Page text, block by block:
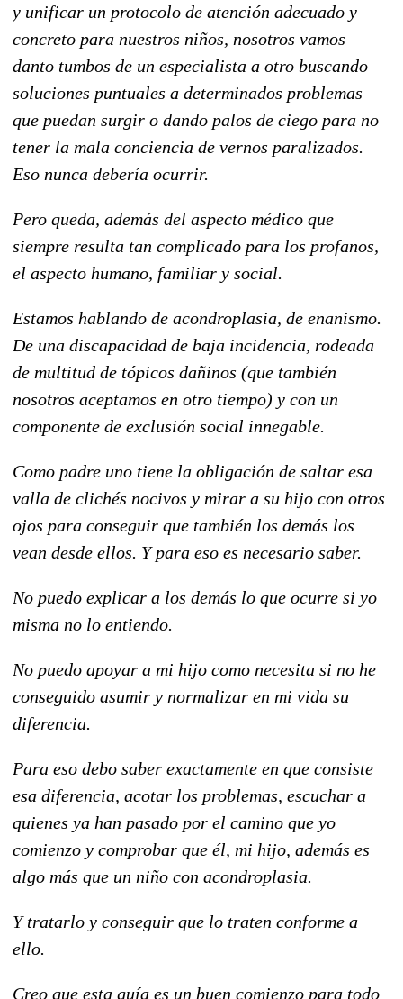
y unificar un protocolo de atención adecuado y
concreto para nuestros niños, nosotros vamos
danto tumbos de un especialista a otro buscando
soluciones puntuales a determinados problemas
que puedan surgir o dando palos de ciego para no
tener la mala conciencia de vernos paralizados.
Eso nunca debería ocurrir.
Pero queda, además del aspecto médico que
siempre resulta tan complicado para los profanos,
el aspecto humano, familiar y social.
Estamos hablando de acondroplasia, de enanismo.
De una discapacidad de baja incidencia, rodeada
de multitud de tópicos dañinos (que también
nosotros aceptamos en otro tiempo) y con un
componente de exclusión social innegable.
Como padre uno tiene la obligación de saltar esa
valla de clichés nocivos y mirar a su hijo con otros
ojos para conseguir que también los demás los
vean desde ellos. Y para eso es necesario saber.
No puedo explicar a los demás lo que ocurre si yo
misma no lo entiendo.
No puedo apoyar a mi hijo como necesita si no he
conseguido asumir y normalizar en mi vida su
diferencia.
Para eso debo saber exactamente en que consiste
esa diferencia, acotar los problemas, escuchar a
quienes ya han pasado por el camino que yo
comienzo y comprobar que él, mi hijo, además es
algo más que un niño con acondroplasia.
Y tratarlo y conseguir que lo traten conforme a
ello.
Creo que esta guía es un buen comienzo para todo